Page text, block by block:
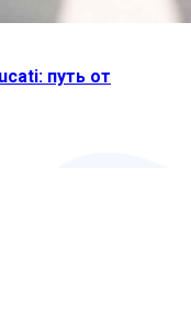
путь от